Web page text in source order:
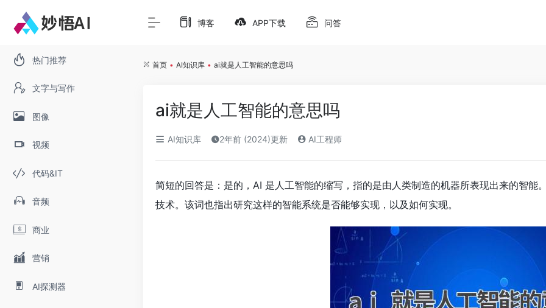
热门推荐
文字与写作
图像
视频
代码&IT
音频
商业
营销
AI探测器
博客 APP下载 问答
首页 • AI知识库 • ai就是人工智能的意思吗
ai就是人工智能的意思吗
AI知识库 2年前 (2024)更新 AI工程师
简短的回答是：是的，AI 是人工智能的缩写，指的是由人类制造的机器所表现出来的智
技术。该词也指出研究这样的智能系统是否能够实现，以及如何实现。